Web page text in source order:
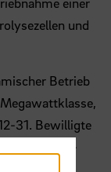
und
Betrieb
31. Bewilligte
Stelle. H-